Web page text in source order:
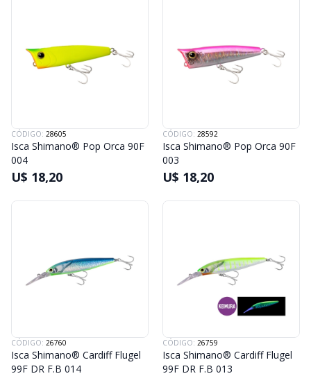
CÓDIGO: 28605
Isca Shimano® Pop Orca 90F
004
U$ 18,20
CÓDIGO: 28592
Isca Shimano® Pop Orca 90F
003
U$ 18,20
CÓDIGO: 26760
Isca Shimano® Cardiff Flugel
99F DR F.B 014
CÓDIGO: 26759
Isca Shimano® Cardiff Flugel
99F DR F.B 013